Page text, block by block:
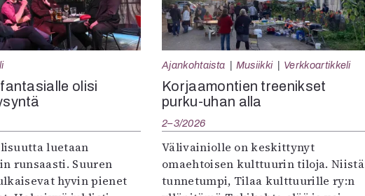
olisi
luetaan
runsaasti. Suuren
hyvin pienet
Ajankohtaista Musiikki Verkkoartikkeli
Korjaamontien treenikset
purku-uhan alla
2–3/2026
Välivainiolle on keskittynyt
omaehtoisen kulttuurin tiloja. Niistä
tunnetumpi, Tilaa kulttuurille ry:n